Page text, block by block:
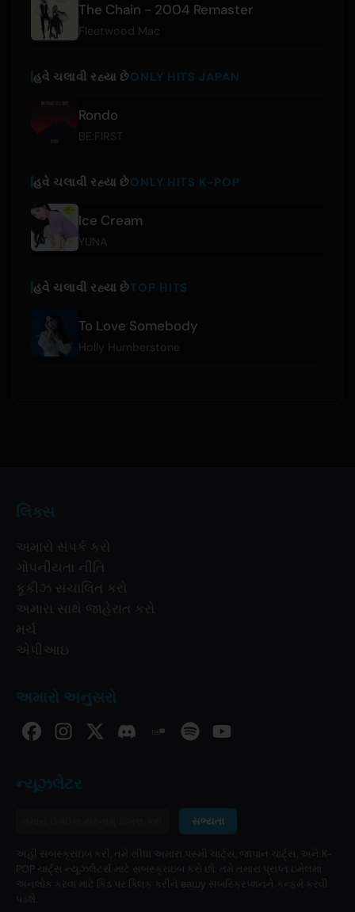
The Chain - 2004 Remaster
Fleetwood Mac
હવે ચલાવી રહ્યા છેONLY HITS JAPAN
Rondo
BE:FIRST
હવે ચલાવી રહ્યા છેONLY HITS K-POP
Ice Cream
YUNA
હવે ચલાવી રહ્યા છેTOP HITS
To Love Somebody
Holly Humberstone
લિંક્સ
અમારો સંપર્ક કરો
ગોપનીયતા નીતિ
કૂકીઝ સંચાલિત કરો
અમારા સાથે જાહેરાત કરો
મર્ચ
એપીઆઇ
અમારો અનુસરો
ન્યૂઝલેટર
સભ્યતા
અહીં સબસ્ક્રાઇબ કરી, તમે સીધા અમારા પસ્મી ચાર્ટ્સ, જાપાન ચાર્ટ્સ, અને K-
POP ચાર્ટ્સ ન્યૂઝલેટર્સ માટે સબસ્ક્રાઇબ કરો છો. તમે તમારા પ્રાપ્ત ઇમેલમાં
અનલોક કરવા માટે કિડ પર ક્લિક કરીને вашу સબસ્ક્રિપ્શનને કન્ફર્મ કરવી
પડશે.